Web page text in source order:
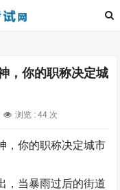
，你的职称决定城
浏览 : 44 次
，你的职称决定城市
，当暴雨过后的街道